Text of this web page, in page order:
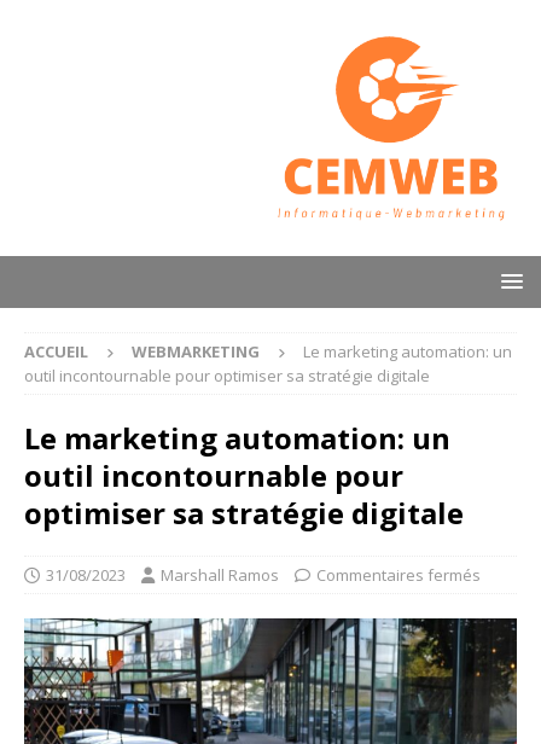
ACCUEIL WEBMARKETING
Le marketing automation: un
outil incontournable pour optimiser sa stratégie digitale
Le marketing automation: un
outil incontournable pour
optimiser sa stratégie digitale
31/08/2023 Marshall Ramos Commentaires fermés